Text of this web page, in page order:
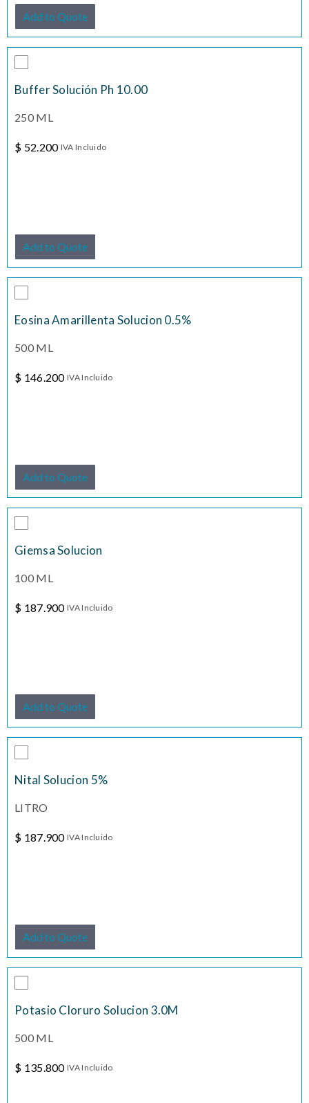
Add to Quote
Buffer Solución Ph 10.00
250 ML
$ 52.200 IVA Incluido
Add to Quote
Eosina Amarillenta Solucion 0.5%
500 ML
$ 146.200 IVA Incluido
Add to Quote
Giemsa Solucion
100 ML
$ 187.900 IVA Incluido
Add to Quote
Nital Solucion 5%
LITRO
$ 187.900 IVA Incluido
Add to Quote
Potasio Cloruro Solucion 3.0M
500 ML
$ 135.800 IVA Incluido